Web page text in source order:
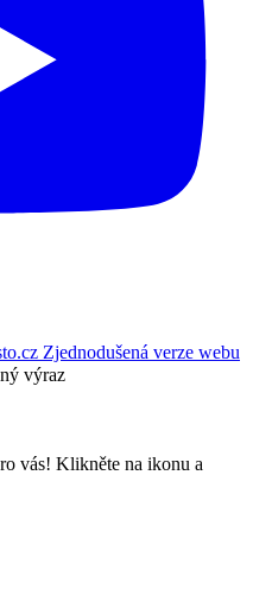
Zjednodušená verze webu
výraz
vás! Klikněte na ikonu a